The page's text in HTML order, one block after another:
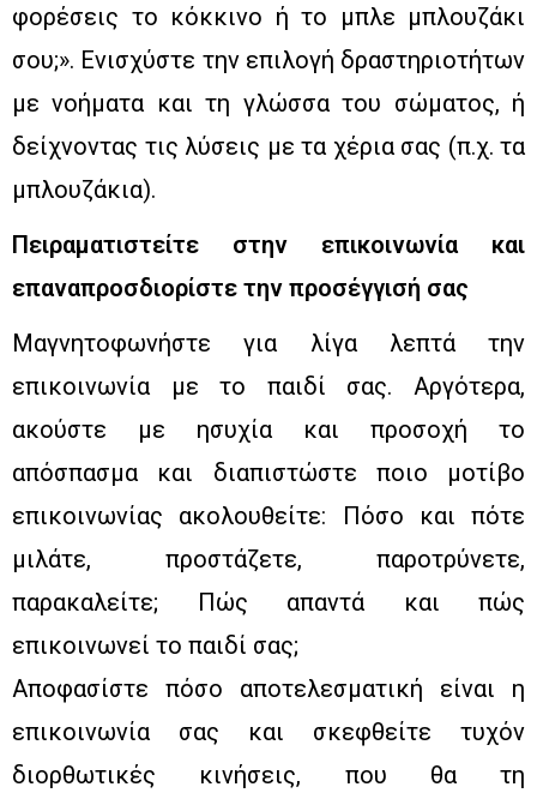
φορέσεις το κόκκινο ή το μπλε μπλουζάκι
σου;». Ενισχύστε την επιλογή δραστηριοτήτων
με νοήματα και τη γλώσσα του σώματος, ή
δείχνοντας τις λύσεις με τα χέρια σας (π.χ. τα
μπλουζάκια).
Πειραματιστείτε στην επικοινωνία και
επαναπροσδιορίστε την προσέγγισή σας
Μαγνητοφωνήστε για λίγα λεπτά την
επικοινωνία με το παιδί σας. Αργότερα,
ακούστε με ησυχία και προσοχή το
απόσπασμα και διαπιστώστε ποιο μοτίβο
επικοινωνίας ακολουθείτε: Πόσο και πότε
μιλάτε, προστάζετε, παροτρύνετε,
παρακαλείτε; Πώς απαντά και πώς
επικοινωνεί το παιδί σας;
Αποφασίστε πόσο αποτελεσματική είναι η
επικοινωνία σας και σκεφθείτε τυχόν
διορθωτικές κινήσεις, που θα τη